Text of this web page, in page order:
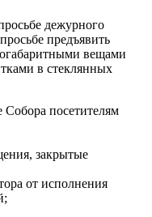
дежурного
предъявить
вещами
в стеклянных
посетителям
закрытые
от исполнения